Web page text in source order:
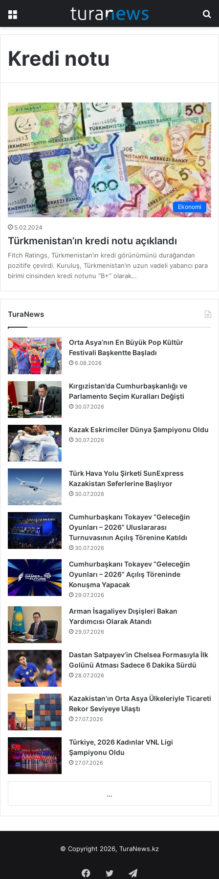
Kredi notu
Ekonomi
5.02.2024
Türkmenistan’ın kredi notu açıklandı
Fitch Ratings, Türkmenistan’ın kredi görünümünü durağandan
pozitife çevirdi. Kuruluş, Türkmenistan’ın uzun vadeli yabancı para
birimi cinsinden kredi notunu “B+” olarak…
TuraNews
Orta Asya’nın En Büyük Pop Kültür
Festivali Başkentte Başladı
6.08.2026
Kırgızistan’da Cumhurbaşkanlığı ve
Parlamento Seçim Kuralları Değişti
30.07.2026
Kazak Eskrimciler Dünya Şampiyonu Oldu
30.07.2026
Türk Hava Yolu Şirketi SunExpress
Kazakistan Seferlerine Başlıyor
30.07.2026
Cumhurbaşkanı Tokayev “Geleceğin
Oyunları – 2026” Uluslararası
Turnuvasının Açılış Törenine Katıldı
30.07.2026
Cumhurbaşkanı Tokayev “Geleceğin
Oyunları – 2026” Açılış Töreninde
Konuşma Yapacak
29.07.2026
Arman İsagaliyev Dışişleri Bakan
Yardımcısı Olarak Atandı
29.07.2026
Dastan Satpayev’in Chelsea Formasıyla İlk
Golünü Atması Sadece 6 Dakika Sürdü
28.07.2026
Kazakistan’ın Orta Asya Ülkeleriyle Ticareti
Rekor Seviyeye Ulaştı
27.07.2026
Türkiye, 2026 Kadınlar VNL Ligi
Şampiyonu Oldu
27.07.2026
...
© Copyright 2026, TuraNews.kz
Facebook
Twitter